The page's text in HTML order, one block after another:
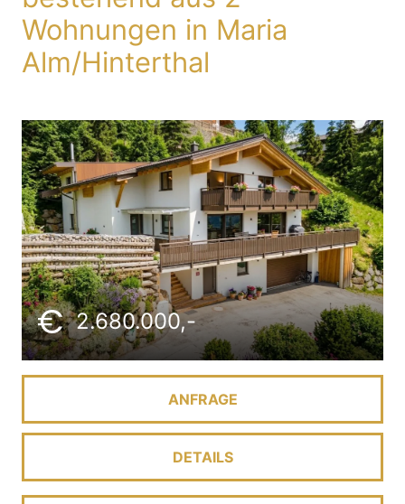
Wohnungen in Maria
Alm/Hinterthal
2.680.000,-
ANFRAGE
DETAILS